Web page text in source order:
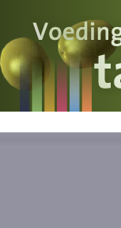
Wat is wat?